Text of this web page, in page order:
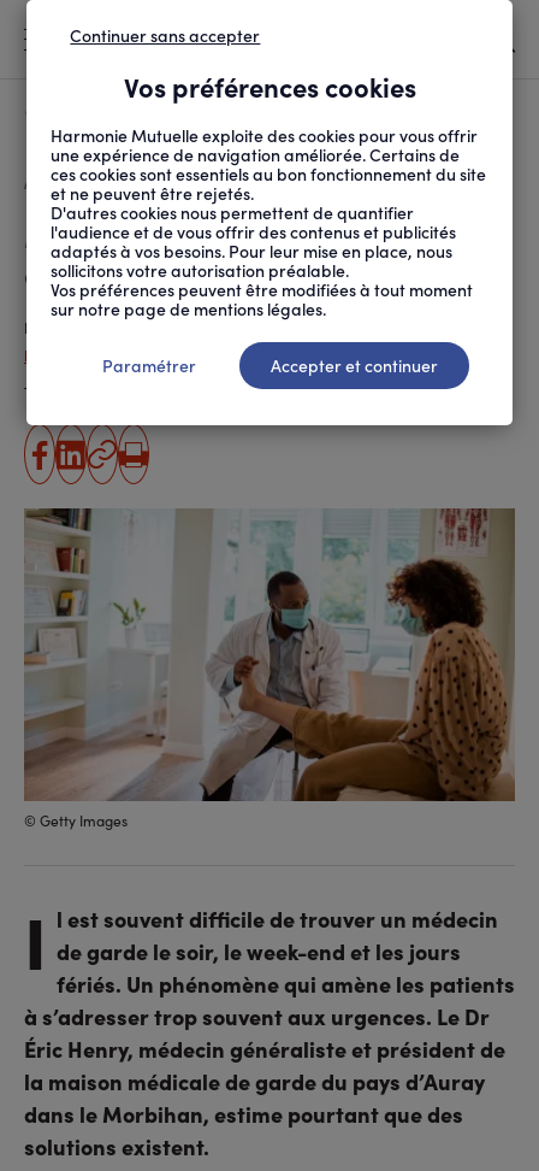
D'ARIANE
ACCUEIL SANTÉ ET SOINS ACCÈS AUX SOINS MÉDECIN DE GARDE : C...
Médecin de garde : comment
améliorer l’accès aux soins ?
Publié le
Paola Da Silva
Temps de lecture estimé 5 minute(s)
partager
sur
facebook
partager
sur
linkedin
Copier
l'URL
Imprimer
© Getty Images
I l est souvent difficile de trouver un médecin
de garde le soir, le week-end et les jours
fériés. Un phénomène qui amène les patients
à s’adresser trop souvent aux urgences. Le Dr
Éric Henry, médecin généraliste et président de
la maison médicale de garde du pays d’Auray
dans le Morbihan, estime pourtant que des
solutions existent.
Vos préférences cookies
Harmonie Mutuelle exploite des cookies pour vous offrir
une expérience de navigation améliorée. Certains de
ces cookies sont essentiels au bon fonctionnement du site
et ne peuvent être rejetés.
D'autres cookies nous permettent de quantifier
l'audience et de vous offrir des contenus et publicités
adaptés à vos besoins. Pour leur mise en place, nous
sollicitons votre autorisation préalable.
Vos préférences peuvent être modifiées à tout moment
sur notre page de mentions légales.
Continuer sans accepter
Paramétrer Accepter et continuer